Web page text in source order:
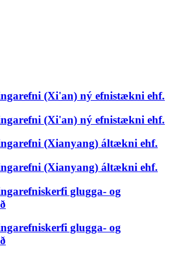
(Xi'an) ný efnistækni ehf.
(Xi'an) ný efnistækni ehf.
(Xianyang) áltækni ehf.
(Xianyang) áltækni ehf.
glugga- og
glugga- og